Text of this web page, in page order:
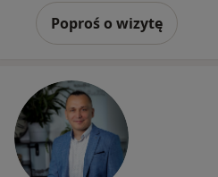
Poproś o wizytę